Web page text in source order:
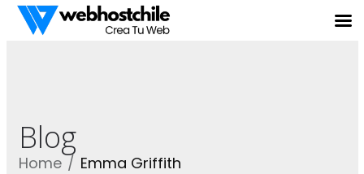
Blog
Home Emma Griffith